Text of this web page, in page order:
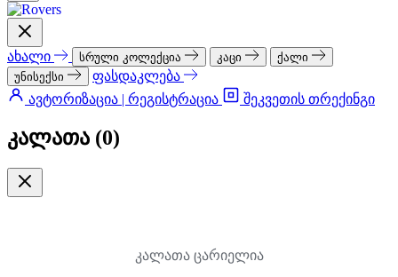
ახალი სრული კოლექცია კაცი
ქალი
უნისექსი
ფასდაკლება
ავტორიზაცია | რეგისტრაცია
შეკვეთის თრექინგი
კალათა (0)
კალათა ცარიელია